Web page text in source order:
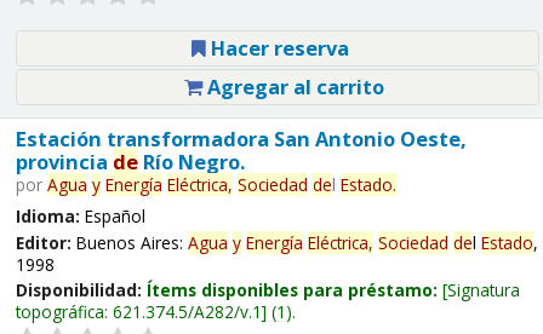
Hacer reserva
Agregar al carrito
Estación transformadora San Antonio Oeste,
provincia deRío Negro.
por Agua y Energía Eléctrica, Sociedad del Estado.
Idioma: Español
Editor: Buenos Aires: Agua y Energía Eléctrica, Sociedad del Estado,
1998
Disponibilidad: Ítems disponibles para préstamo: Signatura
topográfica: 621.374.5/A282/v.1 (1).